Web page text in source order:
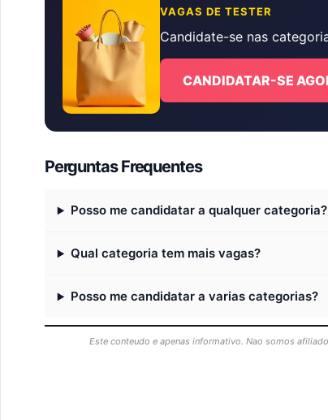
VAGAS DE TESTER
Candidate-se nas
CANDIDATAR-SE
Perguntas Frequentes
Posso me candidatar a qualquer categoria?
Qual categoria tem mais vagas?
Posso me candidatar a varias categorias?
Este conteudo e apenas informativo. Nao somos